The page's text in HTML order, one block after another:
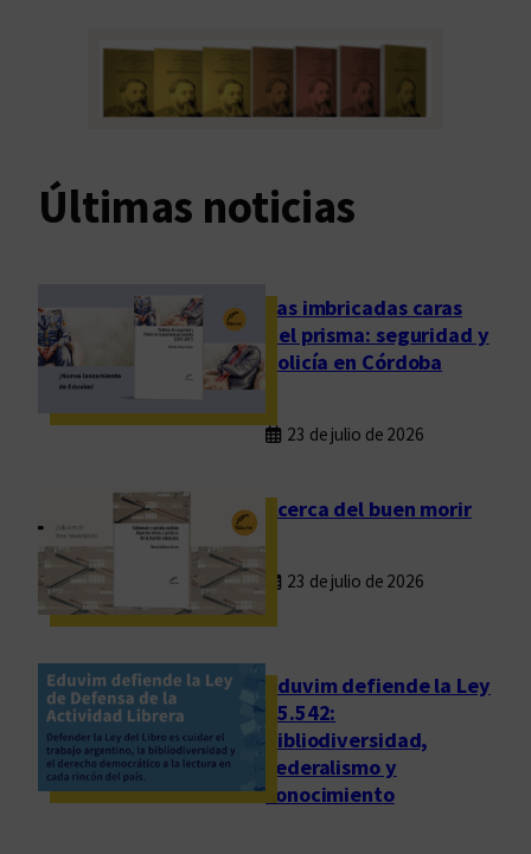
Últimas noticias
Las imbricadas caras
del prisma: seguridad y
policía en Córdoba
23 de julio de 2026
Acerca del buen morir
23 de julio de 2026
Eduvim defiende la Ley
25.542:
bibliodiversidad,
federalismo y
conocimiento